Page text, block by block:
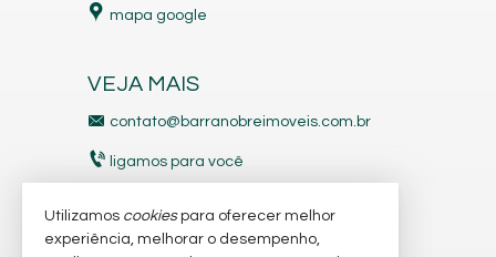
mapa google
VEJA MAIS
contato@barranobreimoveis.com.br
ligamos para você
Utilizamos cookiespara oferecer melhor
experiência, melhorar o desempenho,